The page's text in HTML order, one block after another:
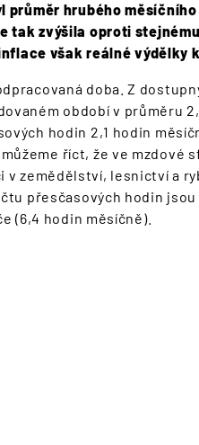
průměr hrubého
tak zvýšila oproti
však reálné výdělky
doba. Z
období v průměru
hodin 2,1 hodin
říct, že ve mzdové
v zemědělství, lesnictví a
přesčasových hodin
(6,4 hodin měsíčně).